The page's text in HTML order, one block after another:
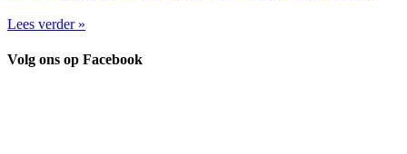
Lees verder »
Volg ons op Facebook